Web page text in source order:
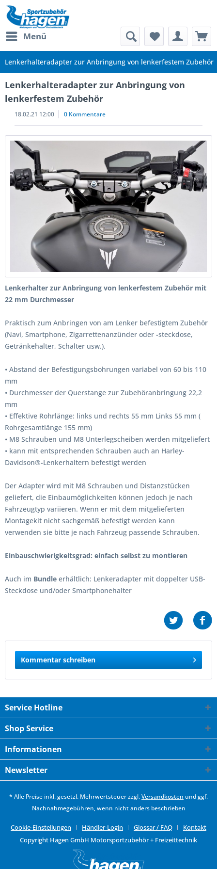
Menü
Lenkerhalteradapter zur Anbringung von lenkerfestem Zubehör
Lenkerhalteradapter zur Anbringung von
lenkerfestem Zubehör
18.02.21 12:00 0 Kommentare
Lenkerhalter zur Anbringung von lenkerfestem Zubehör mit
22 mm Durchmesser
Praktisch zum Anbringen von am Lenker befestigtem Zubehör
(Navi, Smartphone, Zigarrettenanzünder oder -steckdose,
Getränkehalter, Schalter usw.).
• Abstand der Befestigungsbohrungen variabel von 60 bis 110
mm
• Durchmesser der Querstange zur Zubehöranbringung 22,2
mm
• Effektive Rohrlänge: links und rechts 55 mm Links 55 mm (
Rohrgesamtlänge 155 mm)
• M8 Schrauben und M8 Unterlegscheiben werden mitgeliefert
• kann mit entsprechenden Schrauben auch an Harley-
Davidson®-Lenkerhaltern befestigt werden
Der Adapter wird mit M8 Schrauben und Distanzstücken
geliefert, die Einbaumöglichkeiten können jedoch je nach
Fahrzeugtyp variieren. Wenn er mit dem mitgelieferten
Montagekit nicht sachgemäß befestigt werden kann
verwenden sie bitte je nach Fahrzeug passende Schrauben.
Einbauschwierigkeitsgrad: einfach selbst zu montieren
Auch im Bundle erhältlich: Lenkeradapter mit doppelter USB-
Steckdose und/oder Smartphonehalter
Kommentar schreiben
Service Hotline
Shop Service
Informationen
Newsletter
* Alle Preise inkl. gesetzl. Mehrwertsteuer zzgl.Versandkosten und ggf.
Nachnahmegebühren, wenn nicht anders beschrieben
Cookie-Einstellungen Händler-Login Glossar / FAQ
Kontakt
Copyright Hagen GmbH Motorsportzubehör + Freizeittechnik